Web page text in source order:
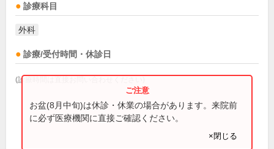
診療科目
外科
診療/受付時間・休診日
(診療時間は直接お問い合わせください)
お盆(8月中旬)は休診・休業の場合があります。来院前
に必ず医療機関に直接ご確認ください。
×閉じる